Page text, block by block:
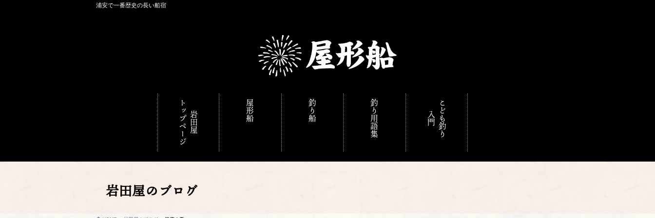
浦安で一番歴史の長い船宿
岩田屋
トップページ 屋形船 釣り船 釣り用語集 こども釣り
入門
岩田屋のブログ